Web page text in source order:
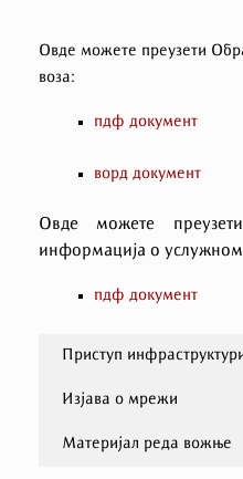
Овде можете преузети
воза:
пдф документ
ворд документ
Овде можете
информација о услужном
пдф документ
Приступ
Изјава о мрежи
Материјал реда вожње